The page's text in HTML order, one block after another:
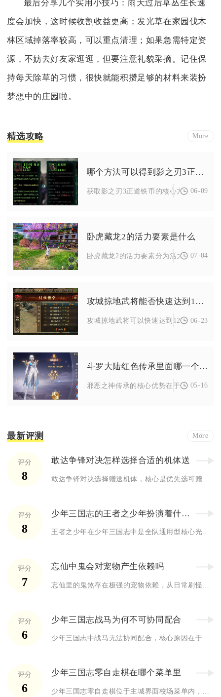
最后分享几个实用小技巧：雨天过后草丛生长速
度会加快，这时候收割收益更高；发光草在家园伐木
林区域掉落率较高，可以重点清理；如果急需特定资
源，不妨去好友家逛逛，但要注意礼貌采摘。记住保
持每天除草的习惯，很快就能积攒足够的材料来装扮
梦想中的庄园啦。
精选攻略 More
哪个方法可以得到影之刃3正道铁币
获取影之刃3正道铁币的核心方法是刷正
06-09
卧虎藏龙2的活力要素是什么
卧虎藏龙2的活力要素分为活力资源获取
07-04
攻城掠地武将能否快速达到120级
攻城掠地武将可以快速达到120级，核心
06-23
斗罗大陆红色传承里面哪一个是最好的
邪恶之神传承的核心优势在于全面且强力
05-16
最新评测 More
评分
8
敢达争锋对决怎样选择合适的机体送
评分
8
少年三国志的王者之少年扮演着什么角色
王者之少年在少年三国志中是全队通用型核心光环载体、阵容万能适...
评分
7
忘仙中鬼会对宠物产生依赖吗
评分
6
少年三国志战马为何不可协同配合
少年三国志中战马无法协同配合，核心原因在于战马系统存在独立的...
评分
6
少年三国志零自走棋在哪个菜单里